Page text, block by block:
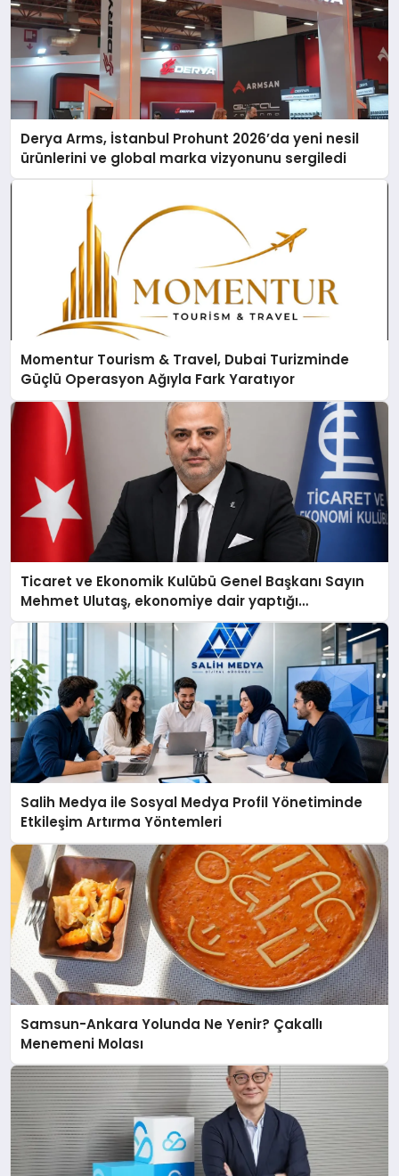
Derya Arms, İstanbul Prohunt 2026’da yeni nesil
ürünlerini ve global marka vizyonunu sergiledi
Momentur Tourism & Travel, Dubai Turizminde
Güçlü Operasyon Ağıyla Fark Yaratıyor
Ticaret ve Ekonomik Kulübü Genel Başkanı Sayın
Mehmet Ulutaş, ekonomiye dair yaptığı
açıklamada şunları kaydetti:
Salih Medya ile Sosyal Medya Profil Yönetiminde
Etkileşim Artırma Yöntemleri
Samsun-Ankara Yolunda Ne Yenir? Çakallı
Menemeni Molası